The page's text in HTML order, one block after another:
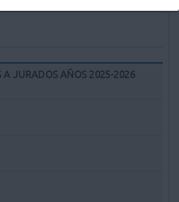
A JURADOS AÑOS 2025-2026